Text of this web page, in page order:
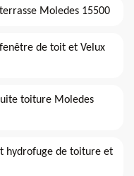
Moledes 15500
de toit et Velux
toiture Moledes
hydrofuge de toiture et